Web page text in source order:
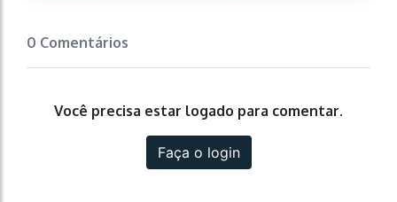
0 Comentários
Você precisa estar logado para comentar.
Faça o login